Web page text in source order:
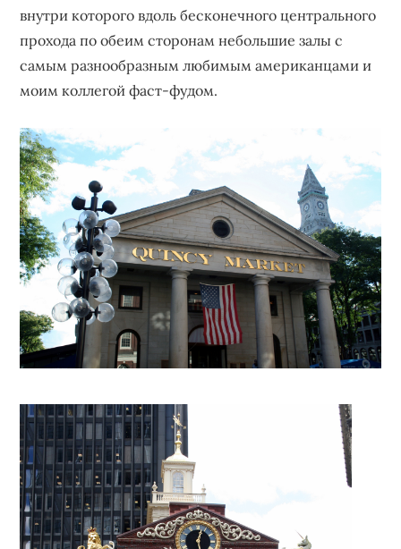
внутри которого вдоль бесконечного центрального
прохода по обеим сторонам небольшие залы с
самым разнообразным любимым американцами и
моим коллегой фаст-фудом.